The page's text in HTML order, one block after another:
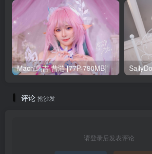
Machi馬吉 昔涟 [77P-790MB]
评论 抢沙发
请登录后发表评论